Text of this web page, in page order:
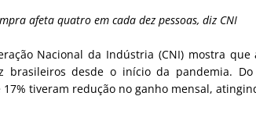
afeta quatro em cada dez pessoas, diz CNI
Nacional da Indústria (CNI) mostra
brasileiros desde o início da pandemia.
tiveram redução no ganho mensal,